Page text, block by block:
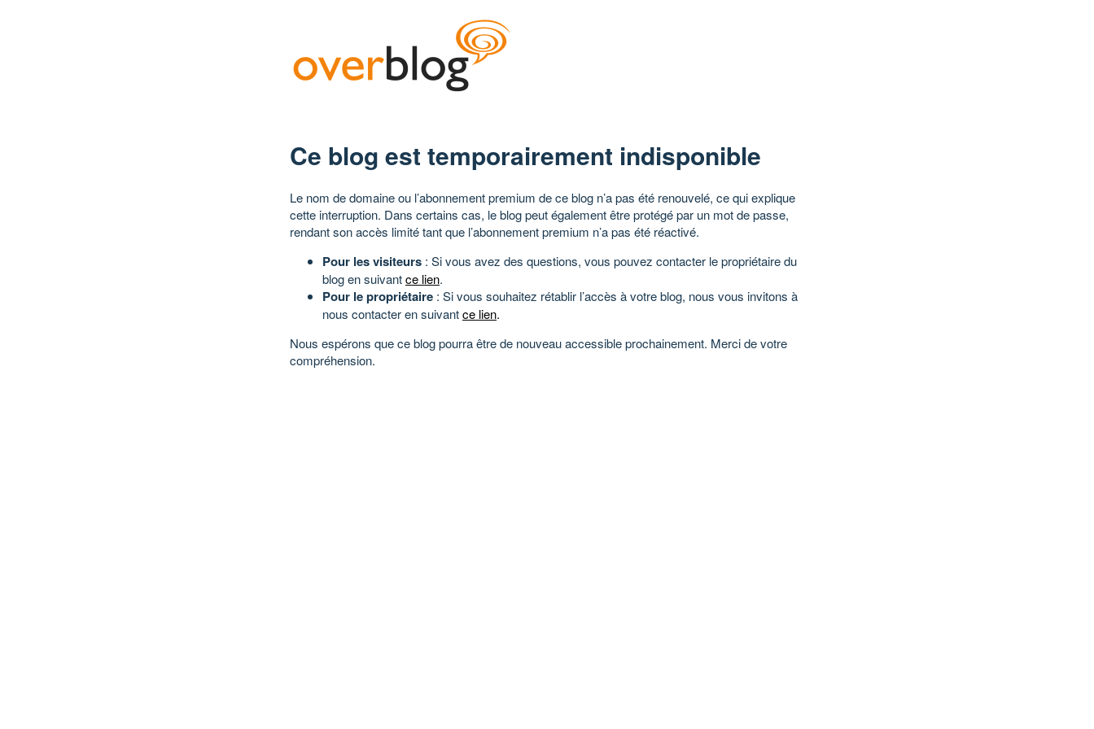
Ce blog est temporairement indisponible
Le nom de domaine ou l’abonnement premium de ce blog n’a pas été renouvelé, ce qui explique
cette interruption. Dans certains cas, le blog peut également être protégé par un mot de passe,
rendant son accès limité tant que l’abonnement premium n’a pas été réactivé.
Pour les visiteurs : Si vous avez des questions, vous pouvez contacter le propriétaire du
blog en suivantce lien.
Pour le propriétaire : Si vous souhaitez rétablir l’accès à votre blog, nous vous invitons à
nous contacter en suivantce lien.
Nous espérons que ce blog pourra être de nouveau accessible prochainement. Merci de votre
compréhension.